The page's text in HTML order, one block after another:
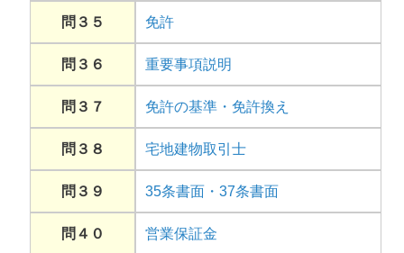
問３５ 免許
問３６ 重要事項説明
問３７ 免許の基準・免許換え
問３８ 宅地建物取引士
問３９ 35条書面・37条書面
問４０ 営業保証金